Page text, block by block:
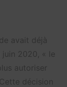
avait déjà
juin 2020, « le
autoriser
décision